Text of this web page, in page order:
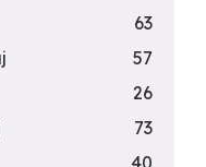
63
57
26
73
40